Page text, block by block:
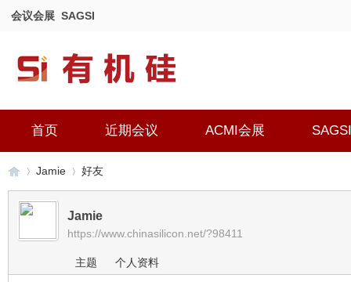
会议会展 SAGSI
首页 近期会议 ACMI会展 SAGSI
有›
Jamie
›
好友
Jamie
https://www.chinasilicon.net/?98411
主题 个人资料